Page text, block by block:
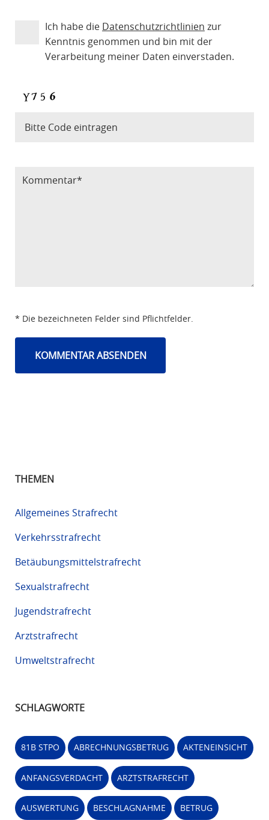
Ich habe die Datenschutzrichtlinien zur
Kenntnis genommen und bin mit der
Verarbeitung meiner Daten einverstaden.
* Die bezeichneten Felder sind Pflichtfelder.
THEMEN
Allgemeines Strafrecht
Verkehrsstrafrecht
Betäubungsmittelstrafrecht
Sexualstrafrecht
Jugendstrafrecht
Arztstrafrecht
Umweltstrafrecht
SCHLAGWORTE
81B STPO ABRECHNUNGSBETRUG AKTENEINSICHT
ANFANGSVERDACHT ARZTSTRAFRECHT
AUSWERTUNG BESCHLAGNAHME BETRUG